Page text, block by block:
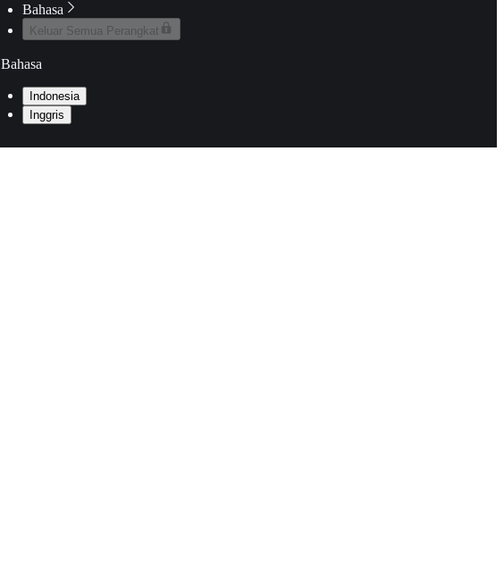
Bahasa
Keluar Semua Perangkat
Bahasa
Indonesia
Inggris